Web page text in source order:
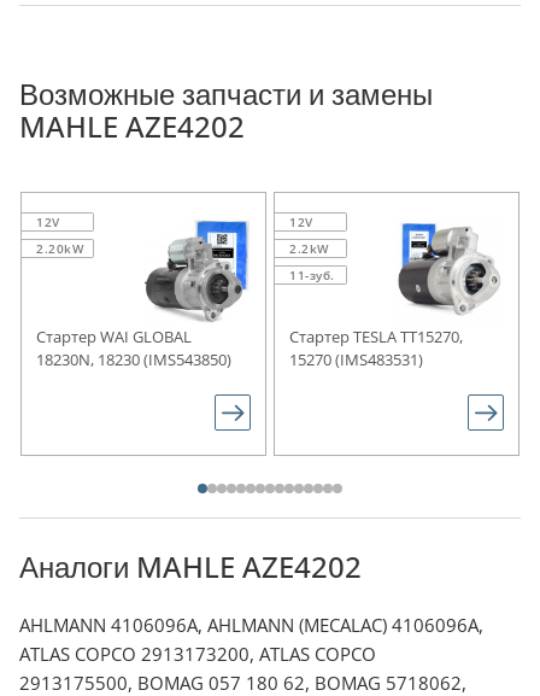
Возможные запчасти и замены
MAHLE AZE4202
12V
2.20kW
Стартер WAI GLOBAL
18230N, 18230 (IMS543850)
12V
2.2kW
11-зуб.
Стартер TESLA TT15270,
15270 (IMS483531)
Аналоги MAHLE AZE4202
AHLMANN 4106096A, AHLMANN (MECALAC) 4106096A,
ATLAS COPCO 2913173200, ATLAS COPCO
2913175500, BOMAG 057 180 62, BOMAG 5718062,